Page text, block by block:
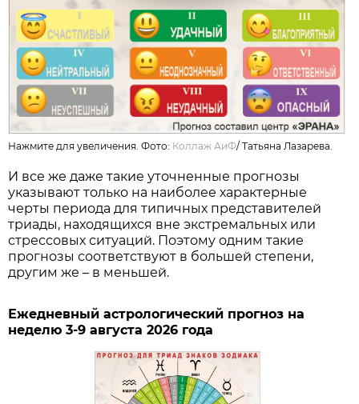
Нажмите для увеличения. Фото: Коллаж АиФ/Татьяна Лазарева.
И все же даже такие уточненные прогнозы
указывают только на наиболее характерные
черты периода для типичных представителей
триады, находящихся вне экстремальных или
стрессовых ситуаций. Поэтому одним такие
прогнозы соответствуют в большей степени,
другим же – в меньшей.
Ежедневный астрологический прогноз на
неделю 3-9 августа 2026 года